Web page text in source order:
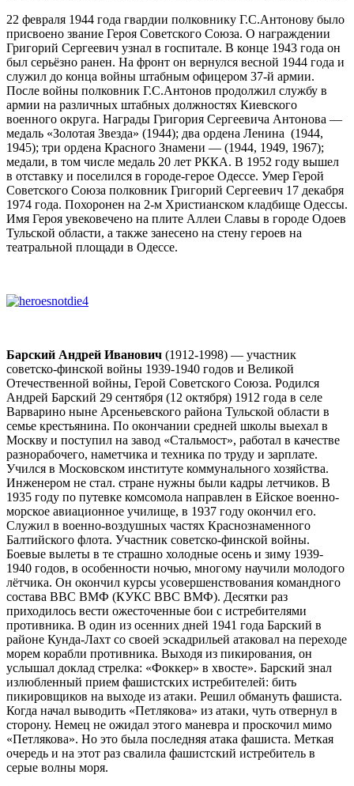
22 февраля 1944 года гвардии полковнику Г.С.Антонову было
присвоено звание Героя Советского Союза. О награждении
Григорий Сергеевич узнал в госпитале. В конце 1943 года он
был серьёзно ранен. На фронт он вернулся весной 1944 года и
служил до конца войны штабным офицером 37-й армии.
После войны полковник Г.С.Антонов продолжил службу в
армии на различных штабных должностях Киевского
военного округа. Награды Григория Сергеевича Антонова —
медаль «Золотая Звезда» (1944); два ордена Ленина (1944,
1945); три ордена Красного Знамени — (1944, 1949, 1967);
медали, в том числе медаль 20 лет РККА. В 1952 году вышел
в отставку и поселился в городе-герое Одессе. Умер Герой
Советского Союза полковник Григорий Сергеевич 17 декабря
1974 года. Похоронен на 2-м Христианском кладбище Одессы.
Имя Героя увековечено на плите Аллеи Славы в городе Одоев
Тульской области, а также занесено на стену героев на
театральной площади в Одессе.
Барский Андрей Иванович (1912-1998) — участник
советско-финской войны 1939-1940 годов и Великой
Отечественной войны, Герой Советского Союза. Родился
Андрей Барский 29 сентября (12 октября) 1912 года в селе
Варварино ныне Арсеньевского района Тульской области в
семье крестьянина. По окончании средней школы выехал в
Москву и поступил на завод «Стальмост», работал в качестве
разнорабочего, наметчика и техника по труду и зарплате.
Учился в Московском институте коммунального хозяйства.
Инженером не стал. стране нужны были кадры летчиков. В
1935 году по путевке комсомола направлен в Ейское военно-
морское авиационное училище, в 1937 году окончил его.
Служил в военно-воздушных частях Краснознаменного
Балтийского флота. Участник советско-финской войны.
Боевые вылеты в те страшно холодные осень и зиму 1939-
1940 годов, в особенности ночью, многому научили молодого
лётчика. Он окончил курсы усовершенствования командного
состава ВВС ВМФ (КУКС ВВС ВМФ). Десятки раз
приходилось вести ожесточенные бои с истребителями
противника. В один из осенних дней 1941 года Барский в
районе Кунда-Лахт со своей эскадрильей атаковал на переходе
морем корабли противника. Выходя из пикирования, он
услышал доклад стрелка: «Фоккер» в хвосте». Барский знал
излюбленный прием фашистских истребителей: бить
пикировщиков на выходе из атаки. Решил обмануть фашиста.
Когда начал выводить «Петлякова» из атаки, чуть отвернул в
сторону. Немец не ожидал этого маневра и проскочил мимо
«Петлякова». Но это была последняя атака фашиста. Меткая
очередь и на этот раз свалила фашистский истребитель в
серые волны моря.